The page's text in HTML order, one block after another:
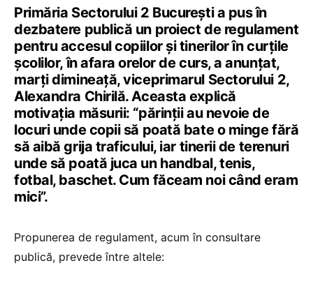
Primăria Sectorului 2 București a pus în
dezbatere publică un proiect de regulament
pentru accesul copiilor și tinerilor în curțile
școlilor, în afara orelor de curs, a anunțat,
marți dimineață, viceprimarul Sectorului 2,
Alexandra Chirilă. Aceasta explică
motivația măsurii: “părinții au nevoie de
locuri unde copii să poată bate o minge fără
să aibă grija traficului, iar tinerii de terenuri
unde să poată juca un handbal, tenis,
fotbal, baschet. Cum făceam noi când eram
mici”.
Propunerea de regulament, acum în consultare
publică, prevede între altele: